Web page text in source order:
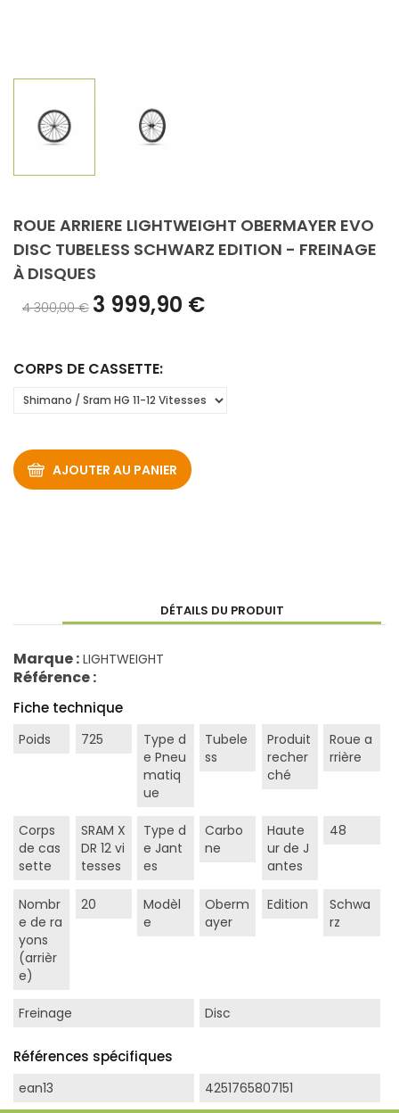
ROUE ARRIERE LIGHTWEIGHT OBERMAYER EVO
DISC TUBELESS SCHWARZ EDITION - FREINAGE
À DISQUES
4 300,00 € 3 999,90 €
CORPS DE CASSETTE:
AJOUTER AU PANIER
DÉTAILS DU PRODUIT
Marque : LIGHTWEIGHT
Référence :
Fiche technique
Poids 725
Type d
e Pneu
matiq
ue
Tubele
ss
Produit
recher
ché
Roue a
rrière
Corps
de cas
sette
SRAM X
DR 12 vi
tesses
Type d
e Jant
es
Carbo
ne
Haute
ur de J
antes
48
Nombr
e de ra
yons
(arrièr
e)
20
Modèl
e
Oberm
ayer
Edition
Schwa
rz
Freinage Disc
Références spécifiques
ean13 4251765807151